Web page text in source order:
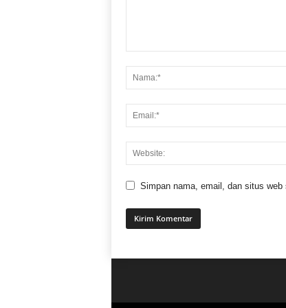
Simpan nama, email, dan situs